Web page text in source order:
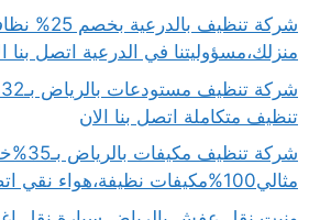
شركة تنظيف بالدرعية بخصم
منزلك،مسؤوليتنا في الدرعية اتصل بنا
تنظيف متكاملة اتصل بنا الان
شركة
مثالي100%مكيفات نظيفة،هواء نقي اتصل بنا الان